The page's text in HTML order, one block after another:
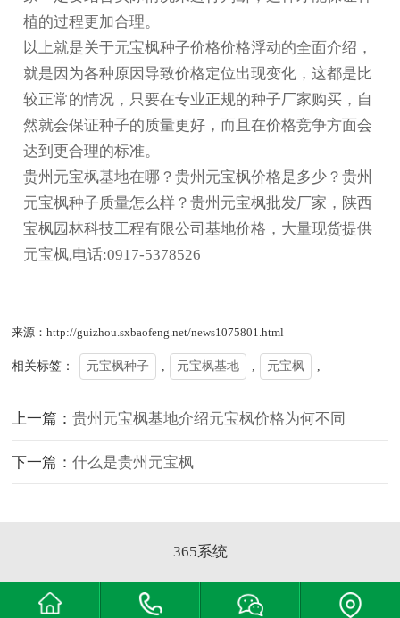
植的过程更加合理。
以上就是关于元宝枫种子价格价格浮动的全面介绍，
就是因为各种原因导致价格定位出现变化，这都是比
较正常的情况，只要在专业正规的种子厂家购买，自
然就会保证种子的质量更好，而且在价格竞争方面会
达到更合理的标准。
贵州元宝枫基地在哪？贵州元宝枫价格是多少？贵州
元宝枫种子质量怎么样？贵州元宝枫批发厂家，陕西
宝枫园林科技工程有限公司基地价格，大量现货提供
元宝枫,电话:0917-5378526
来源：http://guizhou.sxbaofeng.net/news1075801.html
相关标签： 元宝枫种子 元宝枫基地 元宝枫
上一篇：贵州元宝枫基地介绍元宝枫价格为何不同
下一篇：什么是贵州元宝枫
365系统